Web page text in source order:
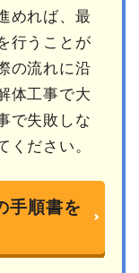
めれば、最
行うことが
の流れに沿
体工事で大
で失敗しな
ください。
手順書を